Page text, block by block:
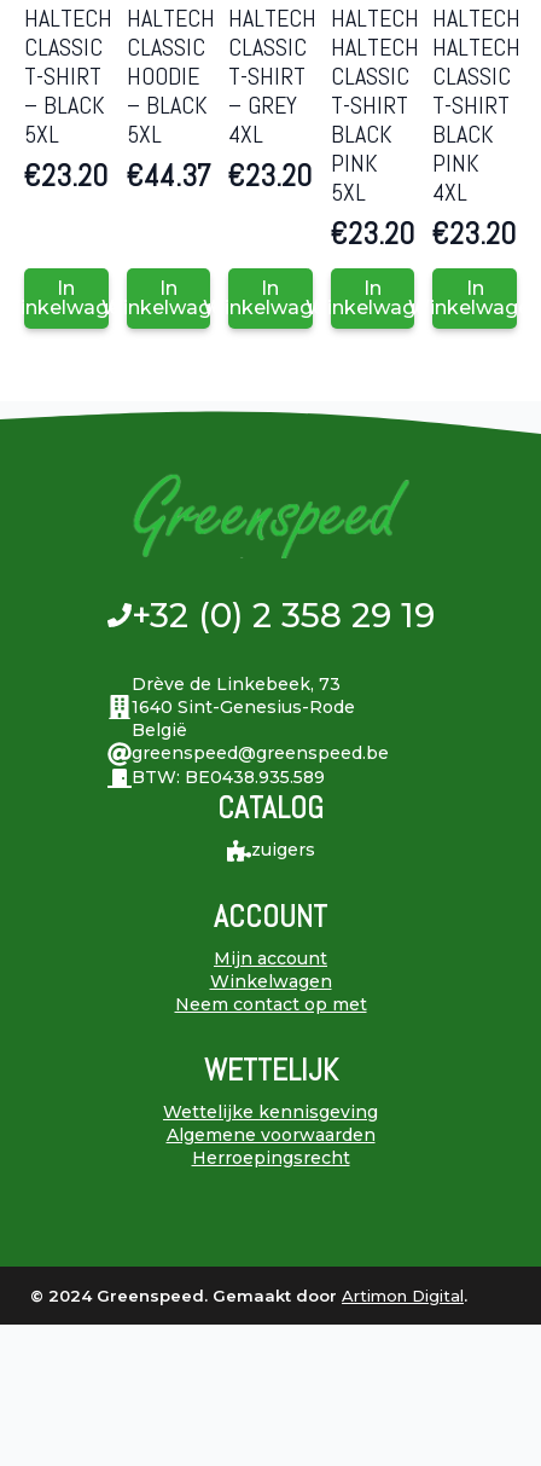
HALTECH
CLASSIC
T-SHIRT
– BLACK
5XL
€23.20
In
Winkelwagen
HALTECH
CLASSIC
HOODIE
– BLACK
5XL
€44.37
In
Winkelwagen
HALTECH
CLASSIC
T-SHIRT
– GREY
4XL
€23.20
In
Winkelwagen
HALTECH
HALTECH
CLASSIC
T-SHIRT
BLACK
PINK
5XL
€23.20
In
Winkelwagen
HALTECH
HALTECH
CLASSIC
T-SHIRT
BLACK
PINK
4XL
€23.20
In
Winkelwagen
+32 (0) 2 358 29 19
Drève de Linkebeek, 73
1640 Sint-Genesius-Rode
België
greenspeed@greenspeed.be
BTW: BE0438.935.589
CATALOG
zuigers
ACCOUNT
Mijn account
Winkelwagen
Neem contact op met
WETTELIJK
Wettelijke kennisgeving
Algemene voorwaarden
Herroepingsrecht
© 2024 Greenspeed. Gemaakt door Artimon Digital.